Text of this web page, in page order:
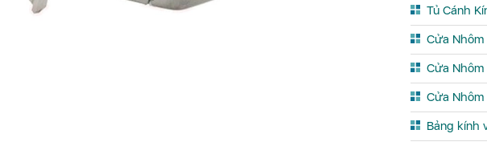
Tủ Cánh
Cửa Nhôm
Cửa Nhôm
Cửa Nhôm
Bảng kính